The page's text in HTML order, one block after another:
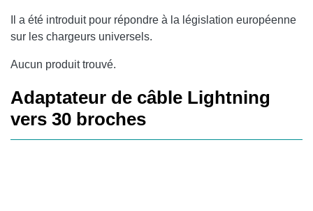
Il a été introduit pour répondre à la législation européenne
sur les chargeurs universels.
Aucun produit trouvé.
Adaptateur de câble Lightning
vers 30 broches